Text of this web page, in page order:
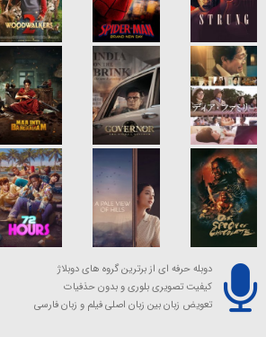
دوبله حرفه ای از برترین گروه های دوبلاژ
کیفیت تصویری بلوری و بدون حذفیات
تعویض زبان بین زبان اصلی فیلم و زبان فارسی